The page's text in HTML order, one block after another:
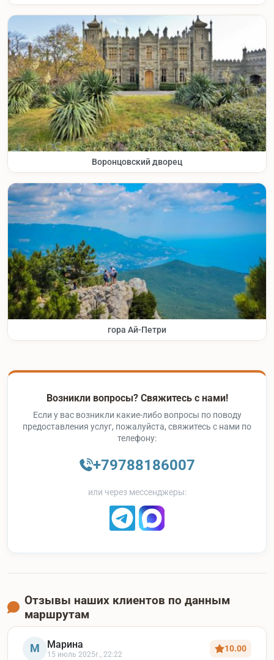
Воронцовский дворец
гора Ай-Петри
Возникли вопросы? Свяжитесь с нами!
Если у вас возникли какие-либо вопросы по поводу
предоставления услуг, пожалуйста, свяжитесь с нами по
телефону:
+79788186007
или через мессенджеры:
Отзывы наших клиентов по данным
маршрутам
М Марина
15 июль 2025г., 22:22
10.00